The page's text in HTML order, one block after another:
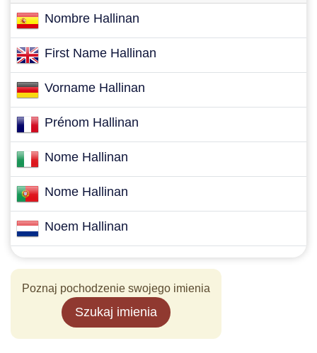
Nombre Hallinan
First Name Hallinan
Vorname Hallinan
Prénom Hallinan
Nome Hallinan
Nome Hallinan
Noem Hallinan
Poznaj pochodzenie swojego imienia
Szukaj imienia